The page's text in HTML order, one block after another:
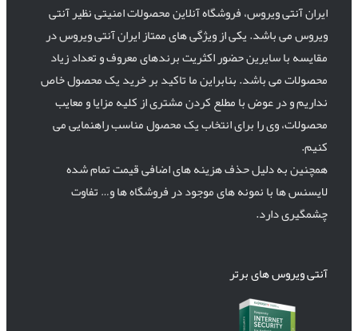
ایران آنتی ویروس، فروشگاه آنلاین محصولات امنیتی نظیر آنتی
ویروس می باشد. یکی از ویژگی های ممتاز ایران آنتی ویروس در
مقایسه با سایرین حضور اکثریت برندهای معروف و تعداد زیاد
محصولات می باشد. بنابراین ما تاکید بر خرید یک محصول خاص
نداریم و در عوض با مطلع کردن مشتری از کلیه مزایا و معایب
محصولات، وی را برای انتخاب یک محصول مناسب راهنمایی می
کنیم.
همچنین به دلیل حذف هزینه های اضافی قیمت تمام شده
لایسنس ها با نمونه های موجود در فروشگاه ها و… تفاوت
چشمگیری دارد.
آنتی ویروس های برتر